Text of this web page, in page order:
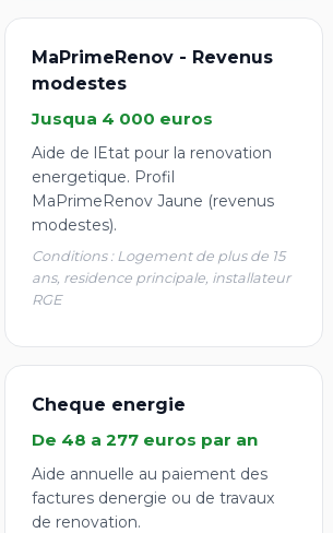
MaPrimeRenov - Revenus
modestes
Jusqua 4 000 euros
Aide de lEtat pour la renovation
energetique. Profil
MaPrimeRenov Jaune (revenus
modestes).
Conditions : Logement de plus de 15
ans, residence principale, installateur
RGE
Cheque energie
De 48 a 277 euros par an
Aide annuelle au paiement des
factures denergie ou de travaux
de renovation.